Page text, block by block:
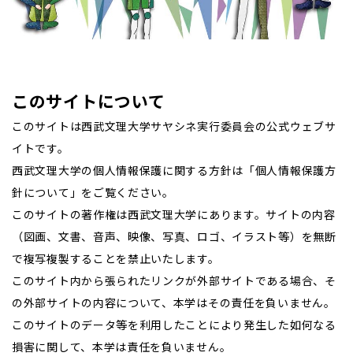
このサイトについて
このサイトは西武文理大学サヤシネ実行委員会の公式ウェブサ
イトです。
西武文理大学の個人情報保護に関する方針は「個人情報保護方
針について」をご覧ください。
このサイトの著作権は西武文理大学にあります。サイトの内容
（図画、文書、音声、映像、写真、ロゴ、イラスト等）を無断
で複写複製することを禁止いたします。
このサイト内から張られたリンクが外部サイトである場合、そ
の外部サイトの内容について、本学はその責任を負いません。
このサイトのデータ等を利用したことにより発生した如何なる
損害に関して、本学は責任を負いません。